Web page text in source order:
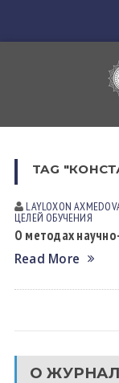
TAG
LAYLOXON
ЦЕЛЕЙ ОБУЧЕНИЯ
О методах
Read More
О